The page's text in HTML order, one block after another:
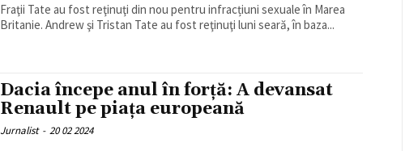
Fraţii Tate au fost reţinuţi din nou pentru infracțiuni sexuale în Marea
Britanie. Andrew şi Tristan Tate au fost reţinuţi luni seară, în baza...
Dacia începe anul în forță: A devansat
Renault pe piaţa europeană
Jurnalist - 20 02 2024